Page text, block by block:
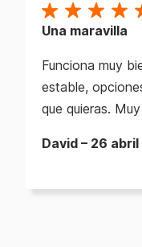
Una maravilla
Funciona muy
estable,
que quieras.
David – 26 abril